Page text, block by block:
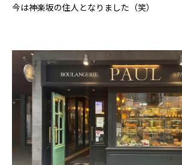
今は神楽坂の住人となりました（笑）